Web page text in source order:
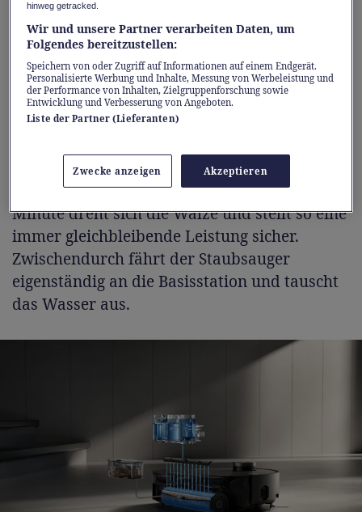
Konstante Frischwasser-Zufuhr
sorgt für eine hygienische
Reinigung
Während klassische Wischmopps bei der
Arbeit schnell dreckig werden, reinigt sich die
Wasser. Das dreckige Wasser legt das Gerät in
einem kleinen Speicher ab. 800 Mal pro
Minute dreht sich die Walze und stellt so eine
immer gleichbleibende Leistung sicher.
Zwischendurch fährt der Staubsauger
eigenständig an die Basisstation und tauscht
das Wasser aus.
hinweg getracked.
Wir und unsere Partner verarbeiten Daten, um
Folgendes bereitzustellen:
Speichern von oder Zugriff auf Informationen auf einem Endgerät.
Personalisierte Werbung und Inhalte, Messung von Werbeleistung und
der Performance von Inhalten, Zielgruppenforschung sowie
Entwicklung und Verbesserung von Angeboten.
Liste der Partner (Lieferanten)
Zwecke anzeigen Akzeptieren